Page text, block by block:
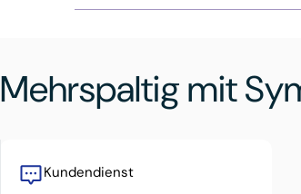
Mehrspaltig mit
Kundendienst